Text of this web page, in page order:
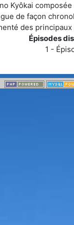
Kyôkai
de façon
des
Épisodes
1 -